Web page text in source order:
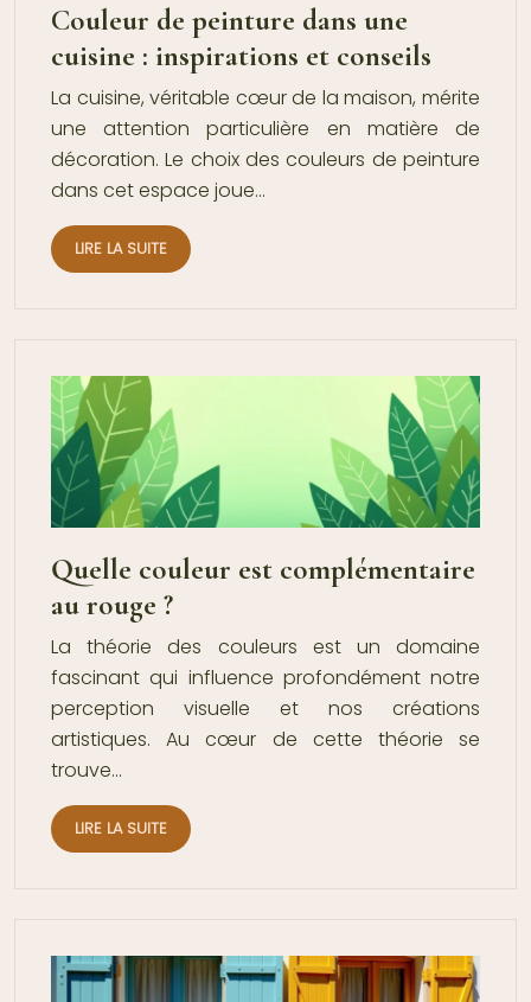
Couleur de peinture dans une
cuisine : inspirations et conseils
La cuisine, véritable cœur de la maison, mérite
une attention particulière en matière de
décoration. Le choix des couleurs de peinture
dans cet espace joue…
LIRE LA SUITE
Quelle couleur est complémentaire
au rouge ?
La théorie des couleurs est un domaine
fascinant qui influence profondément notre
perception visuelle et nos créations
artistiques. Au cœur de cette théorie se
trouve…
LIRE LA SUITE